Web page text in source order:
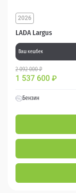
LADA Largus
2026
Ваш кешбек
2 092 000 ₽
1 537 600 ₽
Бензин